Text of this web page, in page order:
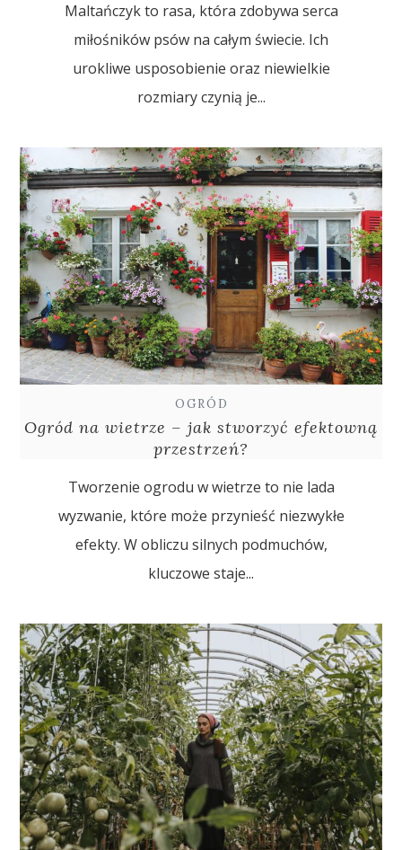
Maltańczyk to rasa, która zdobywa serca
miłośników psów na całym świecie. Ich
urokliwe usposobienie oraz niewielkie
rozmiary czynią je...
OGRÓD
Ogród na wietrze – jak stworzyć efektowną
przestrzeń?
Tworzenie ogrodu w wietrze to nie lada
wyzwanie, które może przynieść niezwykłe
efekty. W obliczu silnych podmuchów,
kluczowe staje...